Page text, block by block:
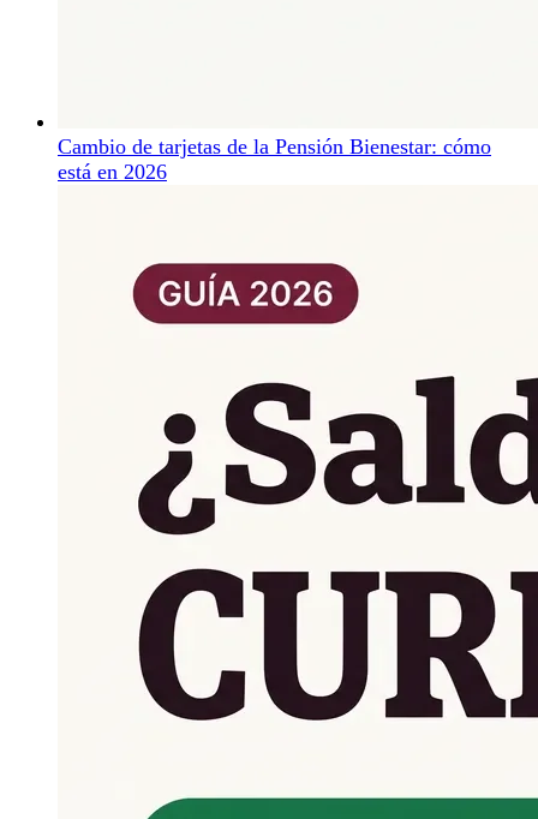
Cambio de tarjetas de la Pensión Bienestar: cómo
está en 2026